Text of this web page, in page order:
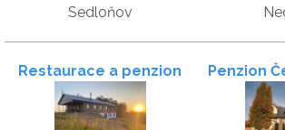
Sedloňov
Restaurace a penzion
Gansberg
Penzion